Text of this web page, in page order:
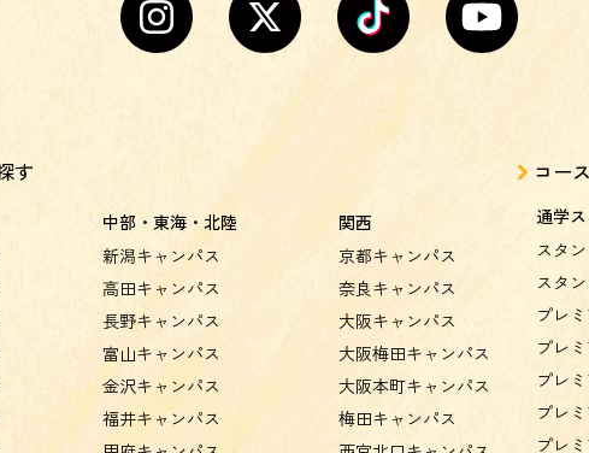
す
中部・東海・北陸
新潟キャンパス
高田キャンパス
長野キャンパス
富山キャンパス
金沢キャンパス
福井キャンパス
関西
京都キャンパス
奈良キャンパス
大阪キャンパス
大阪梅田キャンパス
大阪本町キャンパス
梅田キャンパス
コー
通学
スタ
スタ
プレ
プレ
プレ
プレ
プレ